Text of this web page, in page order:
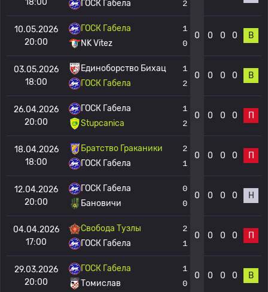
18:00
ГОСК Габела
2
10.05.2026
20:00
ГОСК Габела
NK Vitez
1
0
0 0 0 0 В
03.05.2026
18:00
Единоборство Бихац
ГОСК Габела
1
2
0 0 0 0 В
26.04.2026
20:00
ГОСК Габела
Stupcanica
1
2
0 0 0 0 П
18.04.2026
18:00
Братство Граканики
ГОСК Габела
2
1
0 0 0 0 П
12.04.2026
20:00
ГОСК Габела
Бановичи
0
0
0 0 0 0 Н
04.04.2026
17:00
Свобода Тузлы
ГОСК Габела
2
1
0 0 0 0 П
29.03.2026
20:00
ГОСК Габела
Томислав
1
0
0 0 0 0 В